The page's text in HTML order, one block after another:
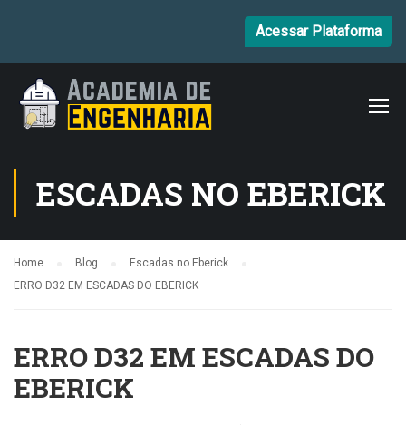
Acessar Plataforma
ESCADAS NO EBERICK
Home Blog
Escadas no Eberick
ERRO D32 EM ESCADAS DO EBERICK
ERRO D32 EM ESCADAS DO
EBERICK